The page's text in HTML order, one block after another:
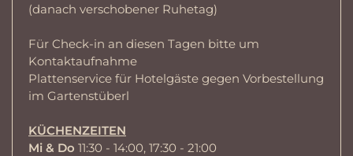
(danach verschobener Ruhetag)
Für Check-in an diesen Tagen bitte um
Kontaktaufnahme
Plattenservice für Hotelgäste gegen Vorbestellung
im Gartenstüberl
KÜCHENZEITEN
Mi & Do 11:30 - 14:00, 17:30 - 21:00